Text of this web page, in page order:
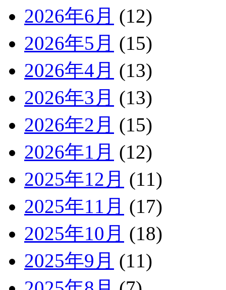
2026年6月 (12)
2026年5月 (15)
2026年4月 (13)
2026年3月 (13)
2026年2月 (15)
2026年1月 (12)
2025年12月 (11)
2025年11月 (17)
2025年10月 (18)
2025年9月 (11)